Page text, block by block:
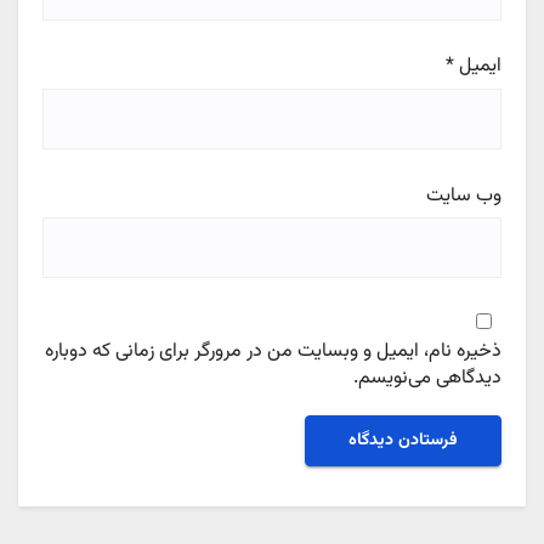
ایمیل*
وب‌ سایت
ذخیره نام، ایمیل و وبسایت من در مرورگر برای زمانی که دوباره
دیدگاهی می‌نویسم.